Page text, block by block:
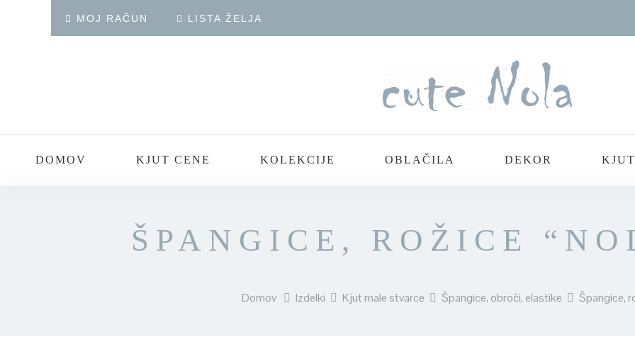
MOJ RAČUN LISTA ŽELJA
DOMOV KJUT CENE KOLEKCIJE OBLAČILA DEKOR
ŠPANGICE, ROŽICE
Domov Izdelki Kjut male stvarce Špangice, obroči, elastike Špangice,